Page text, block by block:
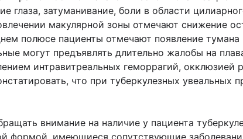
глаза, затуманивание, боли в области
макулярной зоны отмечают снижение
полюсе пациенты отмечают появление
могут предъявлять длительно жалобы на
интравитреальных геморрагий, окклюзией
что при туберкулезных увеальных
внимание на наличие у пациента
формой, имеющиеся сопутствующие